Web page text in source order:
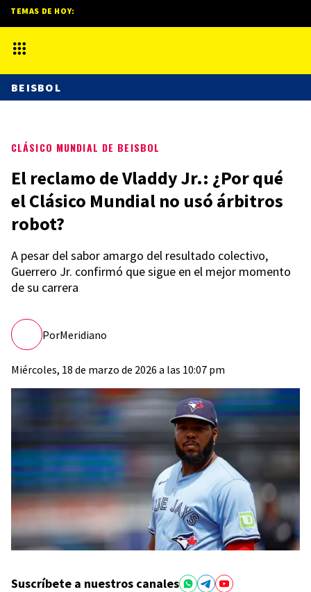
CLÁSICO MUNDIAL DE BEISBOL
El reclamo de Vladdy Jr.: ¿Por qué
el Clásico Mundial no usó árbitros
robot?
A pesar del sabor amargo del resultado colectivo,
Guerrero Jr. confirmó que sigue en el mejor momento
de su carrera
PorMeridiano
Miércoles, 18 de marzo de 2026 a las 10:07 pm
Suscríbete a nuestros canales
TEMAS DE HOY:
BEISBOL